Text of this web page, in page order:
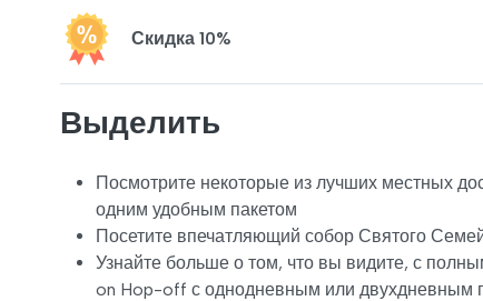
Скидка 10%
Выделить
Посмотрите некоторые из лучших местных
одним удобным пакетом
Посетите впечатляющий собор Святого
Узнайте больше о том, что вы видите, с
on Hop-off с однодневным или двухдневным